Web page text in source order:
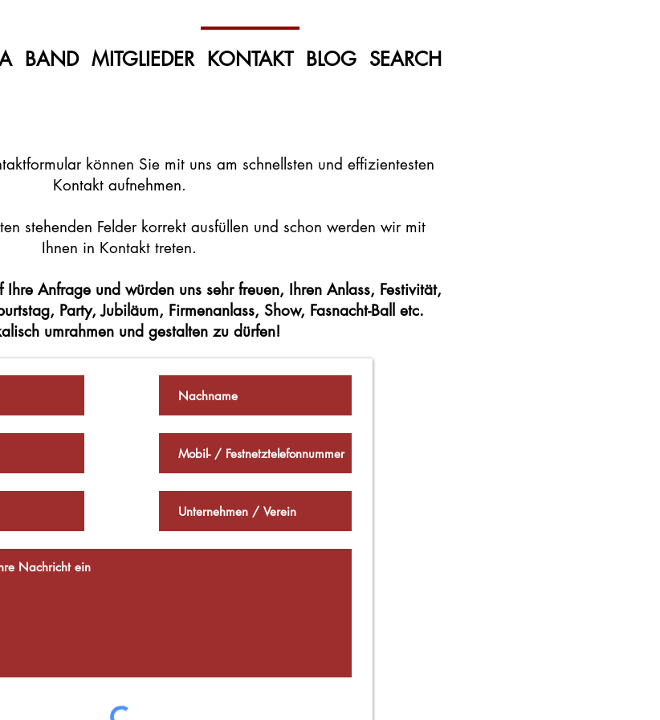
BAND MITGLIEDER KONTAKT BLOG SEARCH
können Sie mit uns am schnellsten und effizientesten
Kontakt aufnehmen.
stehenden Felder korrekt ausfüllen und schon werden wir mit
Ihnen in Kontakt treten.
Anfrage und würden uns sehr freuen, Ihren Anlass, Festivität,
Party, Jubiläum, Firmenanlass, Show, Fasnacht-Ball etc.
umrahmen und gestalten zu dürfen!